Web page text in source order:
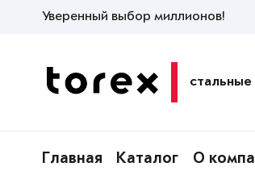
Уверенный выбор миллионов!
Главная Каталог О